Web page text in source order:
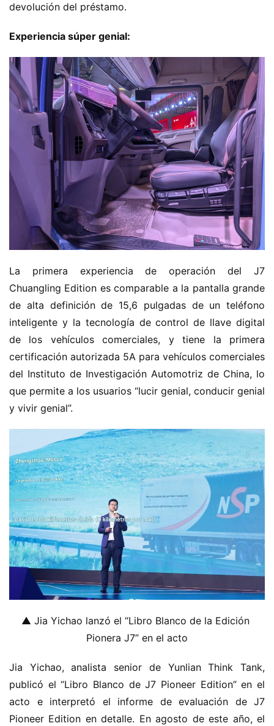
H
o
m
e
c
o
n
h
i
n
o
a
n
e
n
u
devolución del préstamo.
Experiencia súper genial:
La primera experiencia de operación del J7
Chuangling Edition es comparable a la pantalla grande
de alta definición de 15,6 pulgadas de un teléfono
inteligente y la tecnología de control de llave digital
de los vehículos comerciales, y tiene la primera
certificación autorizada 5A para vehículos comerciales
del Instituto de Investigación Automotriz de China, lo
que permite a los usuarios “lucir genial, conducir genial
y vivir genial”.
▲ Jia Yichao lanzó el “Libro Blanco de la Edición
Pionera J7” en el acto
Jia Yichao, analista senior de Yunlian Think Tank,
publicó el “Libro Blanco de J7 Pioneer Edition” en el
acto e interpretó el informe de evaluación de J7
Pioneer Edition en detalle. En agosto de este año, el